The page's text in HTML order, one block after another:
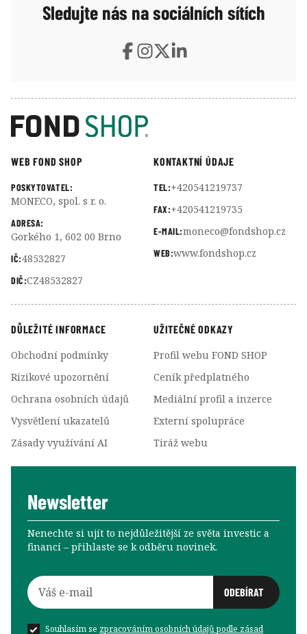
Sledujte nás na sociálních sítích
WEB FOND SHOP
POSKYTOVATEL:
MONECO, spol. s r. o.
ADRESA:
Gorkého 1, 602 00 Brno
IČ:48532827
DIČ:CZ48532827
KONTAKTNÍ ÚDAJE
TEL:+420541219737
FAX:+420541219735
E-MAIL:moneco@fondshop.cz
WEB:www.fondshop.cz
DŮLEŽITÉ INFORMACE
Obchodní podmínky
Rizikové upozornění
Ochrana osobních údajů
Vysvětlení ukazatelů
Zásady využívání AI
UŽITEČNÉ ODKAZY
Profil webu FOND SHOP
Ceník předplatného
Mediální profil a inzerce
Externí spolupráce
Tiráž webu
Newsletter
Nenechte si ujít to nejdůležitější ze světa investic a
financí –⁠⁠⁠⁠⁠⁠ přihlaste se k odběru novinek.
Souhlasím se zpracováním osobních údajů podle zásad